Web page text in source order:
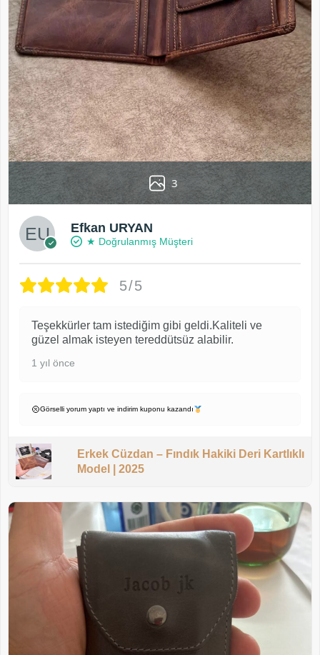
3
Efkan URYAN
★ Doğrulanmış Müşteri
5/5
Teşekkürler tam istediğim gibi geldi.Kaliteli ve
güzel almak isteyen tereddütsüz alabilir.
1 yıl önce
Görselli yorum yaptı ve indirim kuponu kazandı
Erkek Cüzdan – Fındık Hakiki Deri Kartlıklı
Model | 2025